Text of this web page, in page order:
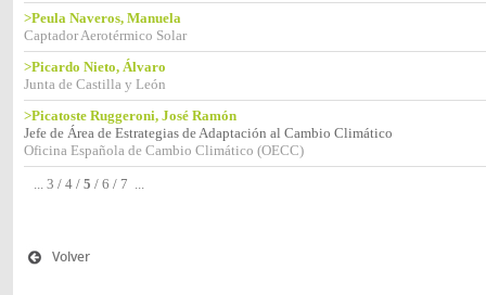
>Peula Naveros, Manuela
Captador Aerotérmico Solar
>Picardo Nieto, Álvaro
Junta de Castilla y León
>Picatoste Ruggeroni, José Ramón
Jefe de Área de Estrategias de Adaptación al Cambio Climático
Oficina Española de Cambio Climático (OECC)
... 3 / 4 / 5 / 6 / 7 ...
Volver